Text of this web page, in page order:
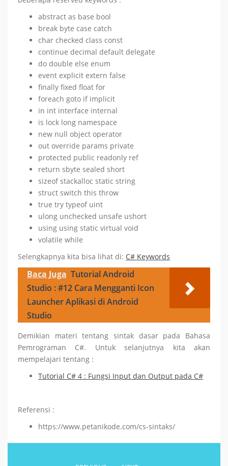
abstract as base bool
break byte case catch
char checked class const
continue decimal default delegate
do double else enum
event explicit extern false
finally fixed float for
foreach goto if implicit
in int interface internal
is lock long namespace
new null object operator
out override params private
protected public readonly ref
return sbyte sealed short
sizeof stackalloc static string
struct switch this throw
true try typeof uint
ulong unchecked unsafe ushort
using using static virtual void
volatile while
Selengkapnya kita bisa lihat di: C# Keywords
Baca Juga Tutorial Android
Studio : #12 Cara Mengganti Icon
Launcher Aplikasi di Android
Studio
Demikian materi tentang sintak dasar pada Bahasa
Pemrograman C#. Untuk selanjutnya kita akan
mempelajari tentang :
Tutorial C# 4 : Fungsi Input dan Output pada C#
Referensi :
https://www.petanikode.com/cs-sintaks/